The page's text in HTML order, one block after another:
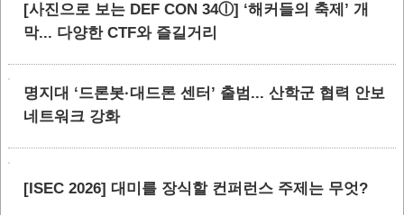
[사진으로 보는 DEF CON 34ⓛ] ‘해커들의 축제’ 개
막... 다양한 CTF와 즐길거리
명지대 ‘드론봇·대드론 센터’ 출범... 산학군 협력 안보
네트워크 강화
[ISEC 2026] 대미를 장식할 컨퍼런스 주제는 무엇?